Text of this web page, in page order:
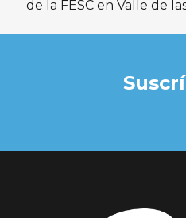
de la FESC en Valle de